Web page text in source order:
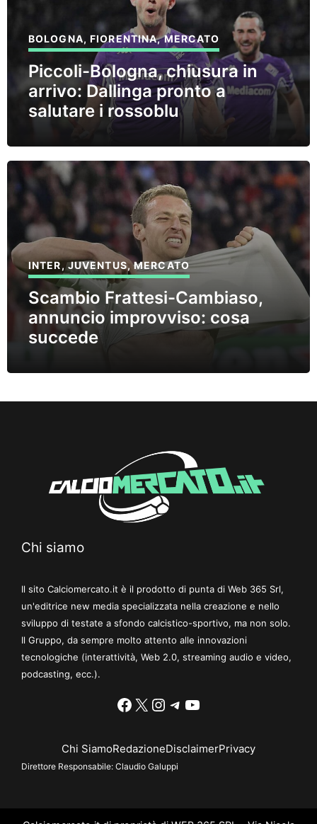
BOLOGNA,FIORENTINA,MERCATO
Piccoli-Bologna, chiusura in
arrivo: Dallinga pronto a
salutare i rossoblu
INTER,JUVENTUS,MERCATO
Scambio Frattesi-Cambiaso,
annuncio improvviso: cosa
succede
Chi siamo
Il sito Calciomercato.it è il prodotto di punta di Web 365 Srl,
un'editrice new media specializzata nella creazione e nello
sviluppo di testate a sfondo calcistico-sportivo, ma non solo.
Il Gruppo, da sempre molto attento alle innovazioni
tecnologiche (interattività, Web 2.0, streaming audio e video,
podcasting, ecc.).
Facebook
X Instagram
Telegram
YouTube
Chi SiamoRedazioneDisclaimerPrivacy
Direttore Responsabile: Claudio Galuppi